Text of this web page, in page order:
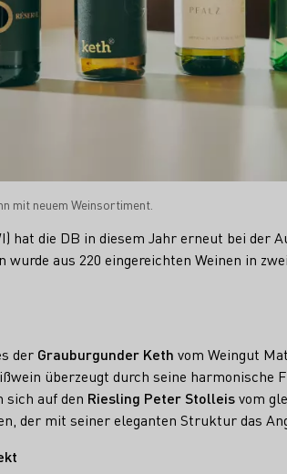
mit neuem Weinsortiment.
hat die DB in diesem Jahr erneut bei der
aus 220 eingereichten Weinen in
der Grauburgunder Keth vom Weingut
überzeugt durch seine
sich auf den Riesling Peter Stolleisvom
der mit seiner eleganten Struktur das